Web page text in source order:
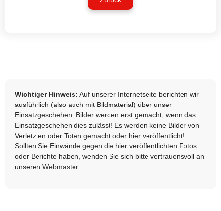
Wichtiger Hinweis: Auf unserer Internetseite berichten wir
ausführlich (also auch mit Bildmaterial) über unser
Einsatzgeschehen. Bilder werden erst gemacht, wenn das
Einsatzgeschehen dies zulässt! Es werden keine Bilder von
Verletzten oder Toten gemacht oder hier veröffentlicht!
Sollten Sie Einwände gegen die hier veröffentlichten Fotos
oder Berichte haben, wenden Sie sich bitte vertrauensvoll an
unseren Webmaster.